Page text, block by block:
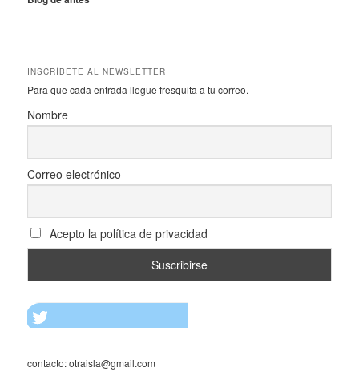
INSCRÍBETE AL NEWSLETTER
Para que cada entrada llegue fresquita a tu correo.
Nombre
Correo electrónico
Acepto la política de privacidad
contacto: otraisla@gmail.com